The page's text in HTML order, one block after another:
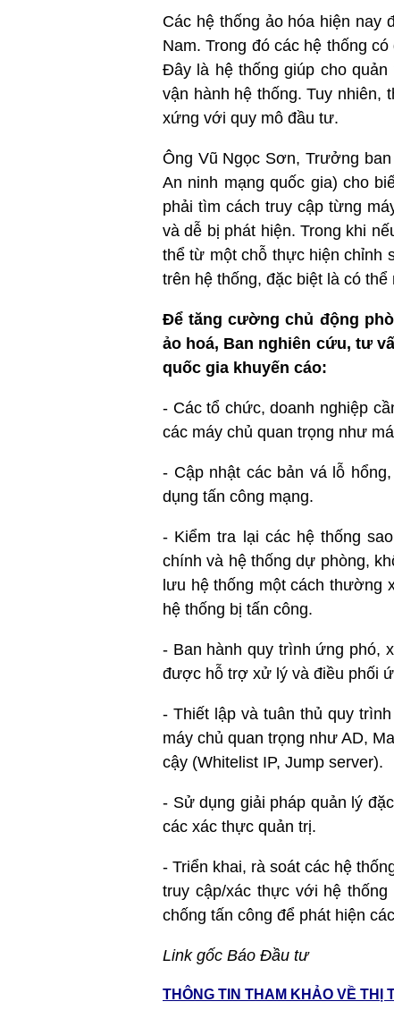
Các hệ thống ảo hóa hiện nay
Nam. Trong đó các hệ thống
Đây là hệ thống giúp cho
vận hành hệ thống. Tuy nhiên,
xứng với quy mô đầu tư.
Ông Vũ Ngọc Sơn, Trưởng
An ninh mạng quốc gia) cho
phải tìm cách truy cập từng
và dễ bị phát hiện. Trong khi
thể từ một chỗ thực hiện chỉnh
trên hệ thống, đặc biệt là có
Để tăng cường chủ động
ảo hoá, Ban nghiên cứu, tư
quốc gia khuyến cáo:
- Các tổ chức, doanh nghiệp
các máy chủ quan trọng như
- Cập nhật các bản vá lỗ
dụng tấn công mạng.
- Kiểm tra lại các hệ thống
chính và hệ thống dự phòng,
lưu hệ thống một cách thường
hệ thống bị tấn công.
- Ban hành quy trình ứng phó,
được hỗ trợ xử lý và điều phối
- Thiết lập và tuân thủ quy
máy chủ quan trọng như AD,
cậy (Whitelist IP, Jump server).
- Sử dụng giải pháp quản lý
các xác thực quản trị.
- Triển khai, rà soát các hệ
truy cập/xác thực với hệ
chống tấn công để phát hiện
Link gốc Báo Đầu tư
THÔNG TIN THAM KHẢO VỀ THỊ